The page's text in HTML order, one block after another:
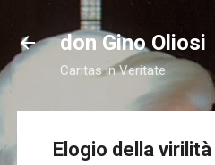
don Gino Oliosi
Caritas in Veritate
Elogio della